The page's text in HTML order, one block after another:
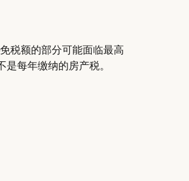
税额的部分可能面临最高
每年缴纳的房产税。